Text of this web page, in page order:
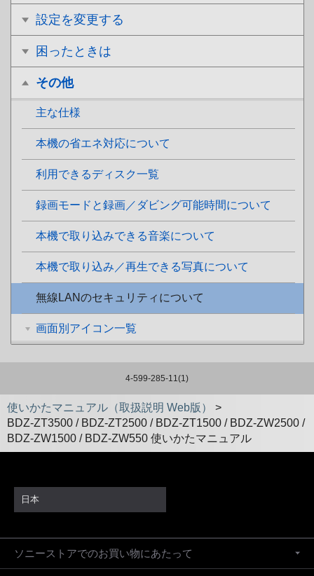
設定を変更する
困ったときは
その他
主な仕様
本機の省エネ対応について
利用できるディスク一覧
録画モードと録画／ダビング可能時間について
本機で取り込みできる音楽について
本機で取り込み／再生できる写真について
無線LANのセキュリティについて
画面別アイコン一覧
4-599-285-11(1)
使いかたマニュアル（取扱説明 Web版）
>
BDZ-ZT3500 / BDZ-ZT2500 / BDZ-ZT1500 / BDZ-ZW2500 /
BDZ-ZW1500 / BDZ-ZW550 使いかたマニュアル
日本
ソニーストアでのお買い物にあたって